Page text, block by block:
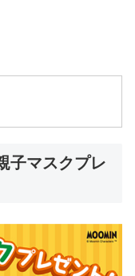
子マスクプレ